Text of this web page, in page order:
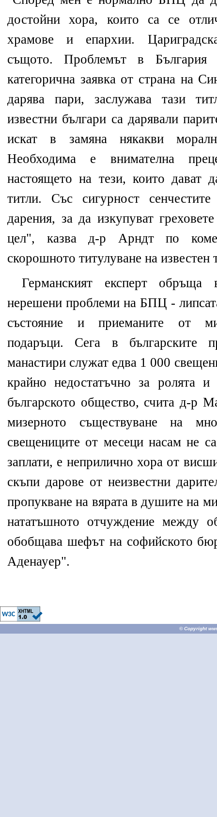
достойни хора, които са се
храмове и епархии.
същото. Проблемът в
категорична заявка от страна на
дарява пари, заслужава тази
известни българи са дарявали
искат в замяна някакви
Необходима е внимателна
настоящето на тези, които дават
титли. Със сигурност
дарения, за да изкупуват
цел", казва д-р Арндт по
скорошното титулуване на известен
Германският експерт
нерешени проблеми на БПЦ -
състояние и приеманите от
подаръци. Сега в българските
манастири служат едва 1 000
крайно недостатъчно за ролята
българското общество, счита д-р
мизерното съществуване на
свещениците от месеци насам не
заплати, е неприлично хора от
скъпи дарове от неизвестни
пропукване на вярата в душите на
нататъшното отчуждение между
обобщава шефът на софийското
Аденауер".
© Copyright